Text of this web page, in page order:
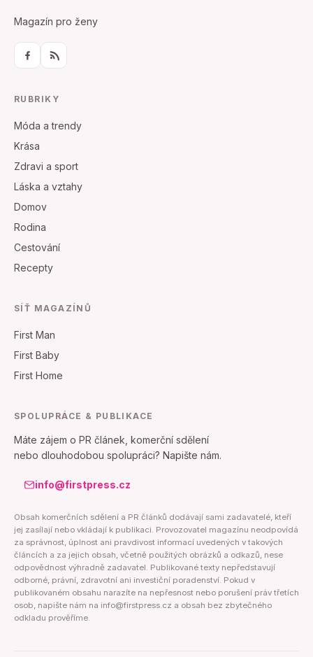
Magazín pro ženy
RUBRIKY
Móda a trendy
Krása
Zdravi a sport
Láska a vztahy
Domov
Rodina
Cestování
Recepty
SÍŤ MAGAZÍNŮ
First Man
First Baby
First Home
SPOLUPRÁCE & PUBLIKACE
Máte zájem o PR článek, komerční sdělení
nebo dlouhodobou spolupráci? Napište nám.
info@firstpress.cz
Obsah komerčních sdělení a PR článků dodávají sami zadavatelé, kteří
jej zasílají nebo vkládají k publikaci. Provozovatel magazínu neodpovídá
za správnost, úplnost ani pravdivost informací uvedených v takových
článcích a za jejich obsah, včetně použitých obrázků a odkazů, nese
odpovědnost výhradně zadavatel. Publikované texty nepředstavují
odborné, právní, zdravotní ani investiční poradenství. Pokud v
publikovaném obsahu narazíte na nepřesnost nebo porušení práv třetích
osob, napište nám na info@firstpress.cz a obsah bez zbytečného
odkladu prověříme.